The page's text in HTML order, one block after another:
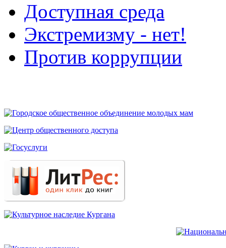
Доступная среда
Экстремизму - нет!
Против коррупции